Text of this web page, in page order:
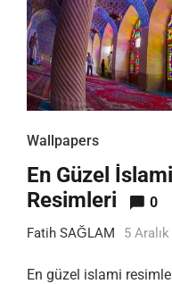
Wallpapers
En Güzel
Resimleri
0
Fatih SAĞLAM 5
En güzel islami